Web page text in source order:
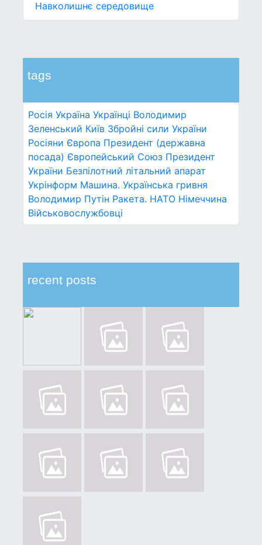
Навколишнє середовище
tags
Росія Україна Українці Володимир
Зеленський Київ Збройні сили України
Росіяни Європа Президент (державна
посада) Європейський Союз Президент
України Безпілотний літальний апарат
Укрінформ Машина. Українська гривня
Володимир Путін Ракета. НАТО Німеччина
Військовослужбовці
recent posts